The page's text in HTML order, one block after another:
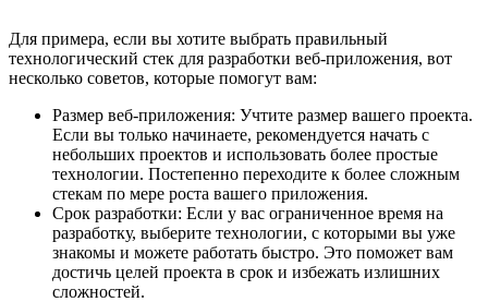
Для примера, если вы хотите выбрать правильный
технологический стек для разработки веб-приложения, вот
несколько советов, которые помогут вам:
Размер веб-приложения: Учтите размер вашего проекта.
Если вы только начинаете, рекомендуется начать с
небольших проектов и использовать более простые
технологии. Постепенно переходите к более сложным
стекам по мере роста вашего приложения.
Срок разработки: Если у вас ограниченное время на
разработку, выберите технологии, с которыми вы уже
знакомы и можете работать быстро. Это поможет вам
достичь целей проекта в срок и избежать излишних
сложностей.